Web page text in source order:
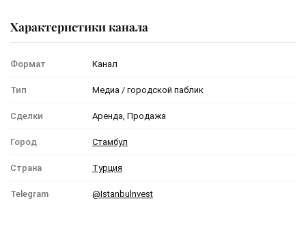
Характеристики канала
Формат Канал
Тип Медиа / городской паблик
Сделки Аренда, Продажа
Город Стамбул
Страна Турция
Telegram @Istanbulnvest